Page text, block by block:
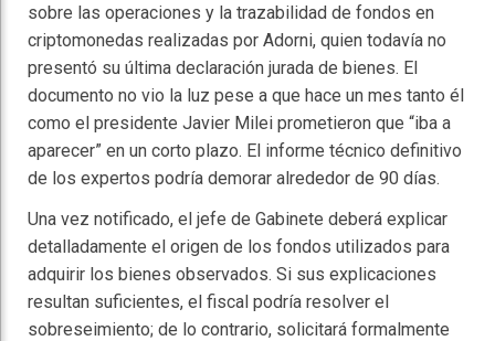
sobre las operaciones y la trazabilidad de fondos en
criptomonedas realizadas por Adorni, quien todavía no
presentó su última declaración jurada de bienes. El
documento no vio la luz pese a que hace un mes tanto él
como el presidente Javier Milei prometieron que “iba a
aparecer” en un corto plazo. El informe técnico definitivo
de los expertos podría demorar alrededor de 90 días.
Una vez notificado, el jefe de Gabinete deberá explicar
detalladamente el origen de los fondos utilizados para
adquirir los bienes observados. Si sus explicaciones
resultan suficientes, el fiscal podría resolver el
sobreseimiento; de lo contrario, solicitará formalmente